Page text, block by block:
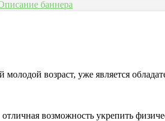
возраст, уже является
возможность укрепить